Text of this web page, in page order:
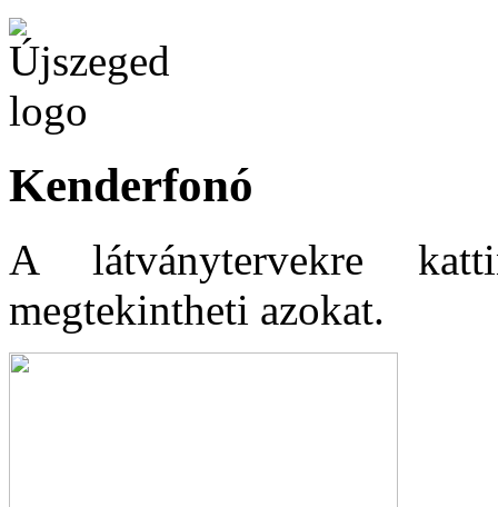
Kenderfonó
A látványtervekre
megtekintheti azokat.